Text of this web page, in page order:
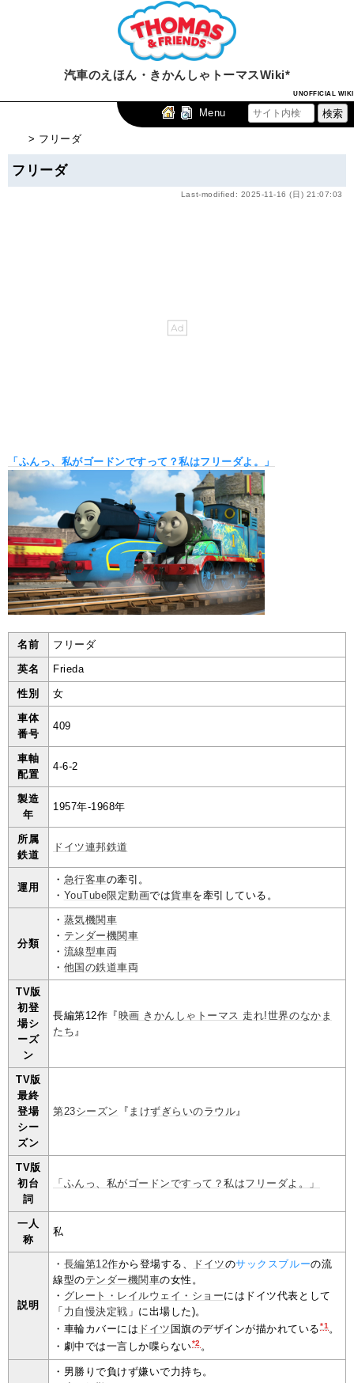
汽車のえほん・きかんしゃトーマスWiki*
UNOFFICIAL WIKI
Menu
> フリーダ
フリーダ
Last-modified: 2025-11-16 (日) 21:07:03
「ふんっ、私がゴードンですって？私はフリーダよ。」
名前 フリーダ
英名 Frieda
性別 女
車体
番号
409
車軸
配置
4-6-2
製造
年
1957年-1968年
所属
鉄道
ドイツ連邦鉄道
運用
・ 急行客車の牽引。
・ YouTube限定動画では貨車を牽引している。
分類
・ 蒸気機関車
・ テンダー機関車
・ 流線型車両
・ 他国の鉄道車両
TV版
初登
場シ
ーズ
ン
長編第12作『映画 きかんしゃトーマス 走れ!世界のなかま
たち 』
TV版
最終
登場
シー
ズン
第23シーズン 『 まけずぎらいのラウル 』
TV版
初台
詞
「ふんっ、私がゴードンですって？私はフリーダよ。」
一人
称
私
説明
・ 長編第12作から登場する、 ドイツのサックスブルーの流
線型のテンダー機関車の女性。
・ グレート・レイルウェイ・ショーにはドイツ代表として
「 力自慢決定戦 」に出場した)。
・車輪カバーには ドイツ 国旗のデザインが描かれている*1 。
・劇中では一言しか喋らない*2。
・男勝りで負けず嫌いで力持ち。